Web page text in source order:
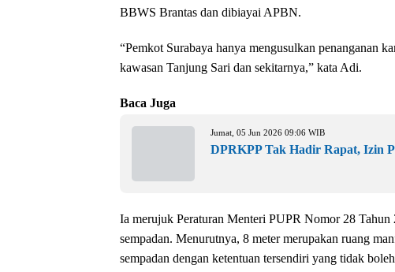
BBWS Brantas dan dibiayai APBN.
“Pemkot Surabaya hanya mengusulkan penanganan
kawasan Tanjung Sari dan sekitarnya,” kata Adi.
Baca Juga
Jumat, 05 Jun 2026 09:06 WIB
DPRKPP Tak Hadir Rapat, Izin
Ia merujuk Peraturan Menteri PUPR Nomor 28
sempadan. Menurutnya, 8 meter merupakan ruang
sempadan dengan ketentuan tersendiri yang tidak